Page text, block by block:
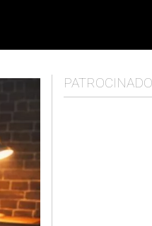
PATROCINADO